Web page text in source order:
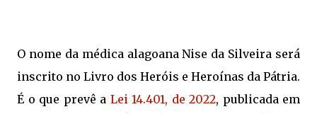
O nome da médica alagoana Nise da Silveira será
inscrito no Livro dos Heróis e Heroínas da Pátria.
É o que prevê a Lei 14.401, de 2022, publicada em